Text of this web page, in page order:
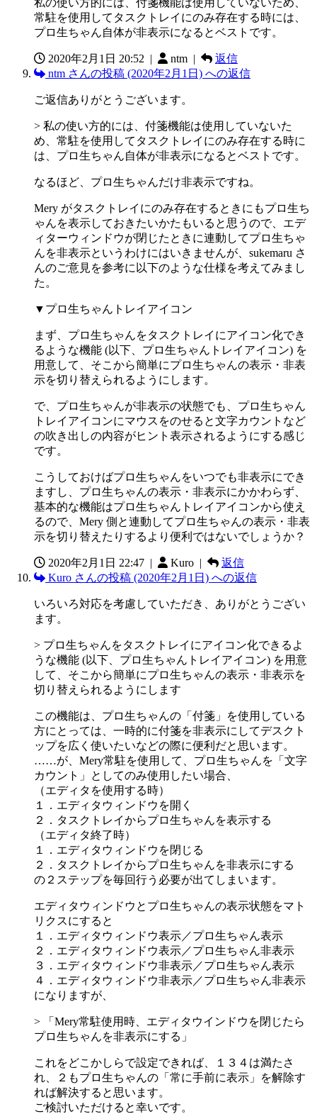
常駐を使用してタスクトレイにのみ存在する時には、
プロ生ちゃん自体が非表示になるとベストです。
2020年2月1日 20:52 | ntm |
返信
ntm さんの投稿 (2020年2月1日) への返信
ご返信ありがとうございます。
> 私の使い方的には、付箋機能は使用していないた
め、常駐を使用してタスクトレイにのみ存在する時に
は、プロ生ちゃん自体が非表示になるとベストです。
なるほど、プロ生ちゃんだけ非表示ですね。
Mery がタスクトレイにのみ存在するときにもプロ生ち
ゃんを表示しておきたいかたもいると思うので、エデ
ィターウィンドウが閉じたときに連動してプロ生ちゃ
んを非表示というわけにはいきませんが、sukemaru さ
んのご意見を参考に以下のような仕様を考えてみまし
た。
▼プロ生ちゃんトレイアイコン
まず、プロ生ちゃんをタスクトレイにアイコン化でき
るような機能 (以下、プロ生ちゃんトレイアイコン) を
用意して、そこから簡単にプロ生ちゃんの表示・非表
示を切り替えられるようにします。
で、プロ生ちゃんが非表示の状態でも、プロ生ちゃん
トレイアイコンにマウスをのせると文字カウントなど
の吹き出しの内容がヒント表示されるようにする感じ
です。
こうしておけばプロ生ちゃんをいつでも非表示にでき
ますし、プロ生ちゃんの表示・非表示にかかわらず、
基本的な機能はプロ生ちゃんトレイアイコンから使え
るので、Mery 側と連動してプロ生ちゃんの表示・非表
示を切り替えたりするより便利ではないでしょうか？
2020年2月1日 22:47 | Kuro |
返信
Kuro さんの投稿 (2020年2月1日) への返信
いろいろ対応を考慮していただき、ありがとうござい
ます。
> プロ生ちゃんをタスクトレイにアイコン化できるよ
うな機能 (以下、プロ生ちゃんトレイアイコン) を用意
して、そこから簡単にプロ生ちゃんの表示・非表示を
切り替えられるようにします
この機能は、プロ生ちゃんの「付箋」を使用している
方にとっては、一時的に付箋を非表示にしてデスクト
ップを広く使いたいなどの際に便利だと思います。
……が、Mery常駐を使用して、プロ生ちゃんを「文字
カウント」としてのみ使用したい場合、
（エディタを使用する時）
１．エディタウィンドウを開く
２．タスクトレイからプロ生ちゃんを表示する
（エディタ終了時）
１．エディタウィンドウを閉じる
２．タスクトレイからプロ生ちゃんを非表示にする
の２ステップを毎回行う必要が出てしまいます。
エディタウィンドウとプロ生ちゃんの表示状態をマト
リクスにすると
１．エディタウィンドウ表示／プロ生ちゃん表示
２．エディタウィンドウ表示／プロ生ちゃん非表示
３．エディタウィンドウ非表示／プロ生ちゃん表示
４．エディタウィンドウ非表示／プロ生ちゃん非表示
になりますが、
> 「Mery常駐使用時、エディタウインドウを閉じたら
プロ生ちゃんを非表示にする」
これをどこかしらで設定できれば、１３４は満たさ
れ、２もプロ生ちゃんの「常に手前に表示」を解除す
れば解決すると思います。
ご検討いただけると幸いです。